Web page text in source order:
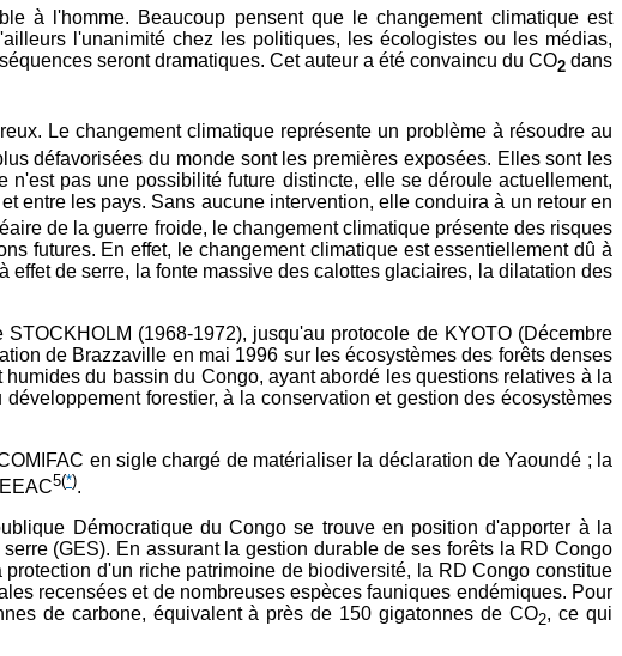
à l'homme. Beaucoup pensent que le changement climatique est
l'unanimité chez les politiques, les écologistes ou les médias,
seront dramatiques. Cet auteur a été convaincu du CO2 dans
Le changement climatique représente un problème à résoudre au
défavorisées du monde sont les premières exposées. Elles sont les
pas une possibilité future distincte, elle se déroule actuellement,
entre les pays. Sans aucune intervention, elle conduira à un retour en
de la guerre froide, le changement climatique présente des risques
futures. En effet, le changement climatique est essentiellement dû à
de serre, la fonte massive des calottes glaciaires, la dilatation des
(1968-1972), jusqu'au protocole de KYOTO (Décembre
de Brazzaville en mai 1996 sur les écosystèmes des forêts denses
du bassin du Congo, ayant abordé les questions relatives à la
forestier, à la conservation et gestion des écosystèmes
en sigle chargé de matérialiser la déclaration de Yaoundé ; la
5(*).
Démocratique du Congo se trouve en position d'apporter à la
(GES). En assurant la gestion durable de ses forêts la RD Congo
d'un riche patrimoine de biodiversité, la RD Congo constitue
recensées et de nombreuses espèces fauniques endémiques. Pour
de carbone, équivalent à près de 150 gigatonnes de CO2, ce qui